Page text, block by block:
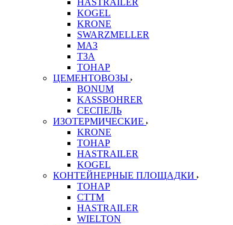
HASTRAILER
KOGEL
KRONE
SWARZMELLER
МАЗ
ТЗА
ТОНАР
ЦЕМЕНТОВОЗЫ
BONUM
KASSBOHRER
СЕСПЕЛЬ
ИЗОТЕРМИЧЕСКИЕ
KRONE
ТОНАР
HASTRAILER
KOGEL
КОНТЕЙНЕРНЫЕ ПЛОЩАДКИ
ТОНАР
CTTM
HASTRAILER
WIELTON